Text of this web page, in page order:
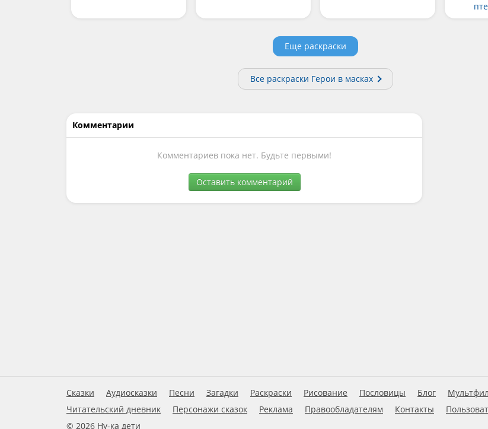
Еще раскраски
Все раскраски Герои в масках
Комментарии
Комментариев пока нет. Будьте первыми!
Оставить комментарий
Сказки Аудиосказки Песни Загадки Раскраски Рисование Пословицы Блог
Читательский дневник
Персонажи сказок Реклама Правообладателям Контакты
© 2026 Ну-ка дети